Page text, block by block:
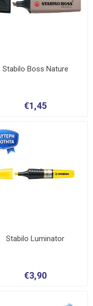
Stabilo Boss Nature
€1,45
Stabilo Luminator
€3,90